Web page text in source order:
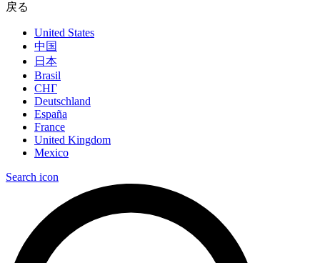
戻る
United States
中国
日本
Brasil
СНГ
Deutschland
España
France
United Kingdom
Mexico
Search icon